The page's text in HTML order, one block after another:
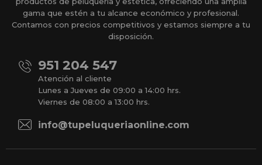
gama que estén a tu alcance económico y profesional.
Contamos con precios competitivos y estamos siempre a tu
disposición.
951 204 547
Atención al cliente
Lunes a Jueves de 09:00 a 14:00 hrs.
Viernes de 08:00 a 13:00 hrs.
info@tupeluqueriaonline.com